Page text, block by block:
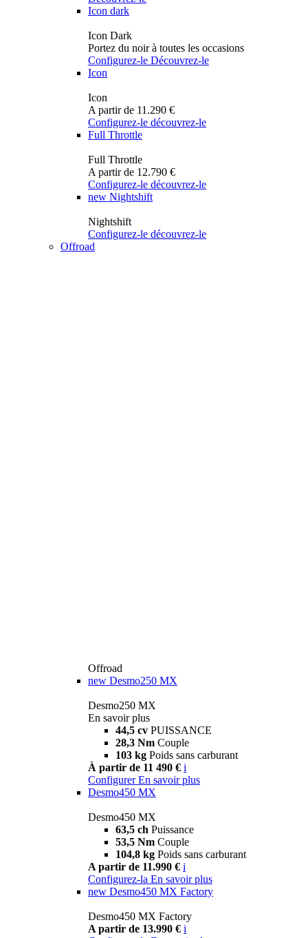
Icon dark
Icon Dark
Portez du noir à toutes les occasions
Configurez-le Découvrez-le
Icon
Icon
A partir de 11.290 €
Configurez-le découvrez-le
Full Throttle
Full Throttle
A partir de 12.790 €
Configurez-le découvrez-le
new Nightshift
Nightshift
Configurez-le découvrez-le
Offroad
Offroad
new Desmo250 MX
Desmo250 MX
En savoir plus
44,5 cv PUISSANCE
28,3 Nm Couple
103 kg Poids sans carburant
À partir de 11 490 € i
Configurer En savoir plus
Desmo450 MX
Desmo450 MX
63,5 ch Puissance
53,5 Nm Couple
104,8 kg Poids sans carburant
A partir de 11.990 € i
Configurez-la En savoir plus
new Desmo450 MX Factory
Desmo450 MX Factory
A partir de 13.990 € i